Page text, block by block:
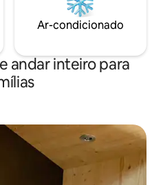
Ar-condicionado
andar inteiro para